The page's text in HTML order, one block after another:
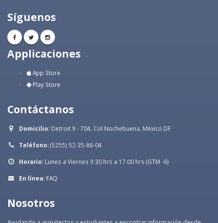
Síguenos
Applicaciones
App Store
Play Store
Contáctanos
Domicilio: Detroit 9 - 704, Col Nochebuena, México DF
Teléfono:(5255) 52-35-86-04
Horario: Lunes a Viernes 9:30 hrs a 17:00 hrs (GTM -6)
En línea: FAQ
Nosotros